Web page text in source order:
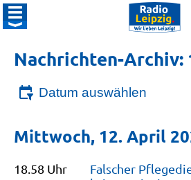
Nachrichten-Archiv:
Datum auswählen
Mittwoch, 12. April
18.58 Uhr
Falscher